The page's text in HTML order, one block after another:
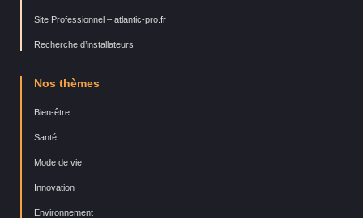
Site Professionnel – atlantic-pro.fr
Recherche d’installateurs
Nos thèmes
Bien-être
Santé
Mode de vie
Innovation
Environnement